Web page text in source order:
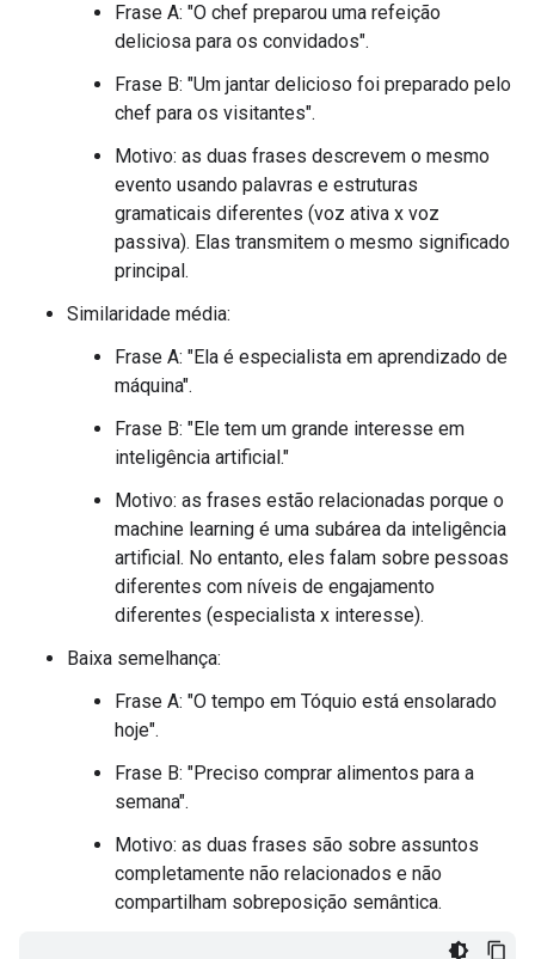
Frase A: "O chef preparou uma refeição
deliciosa para os convidados".
Frase B: "Um jantar delicioso foi preparado pelo
chef para os visitantes".
Motivo: as duas frases descrevem o mesmo
evento usando palavras e estruturas
gramaticais diferentes (voz ativa x voz
passiva). Elas transmitem o mesmo significado
principal.
Similaridade média:
Frase A: "Ela é especialista em aprendizado de
máquina".
Frase B: "Ele tem um grande interesse em
inteligência artificial."
Motivo: as frases estão relacionadas porque o
machine learning é uma subárea da inteligência
artificial. No entanto, eles falam sobre pessoas
diferentes com níveis de engajamento
diferentes (especialista x interesse).
Baixa semelhança:
Frase A: "O tempo em Tóquio está ensolarado
hoje".
Frase B: "Preciso comprar alimentos para a
semana".
Motivo: as duas frases são sobre assuntos
completamente não relacionados e não
compartilham sobreposição semântica.